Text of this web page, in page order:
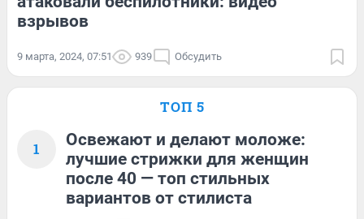
взрывов
9 марта, 2024, 07:51 939 Обсудить
ТОП 5
1
Освежают и делают моложе:
лучшие стрижки для женщин
после 40 — топ стильных
вариантов от стилиста